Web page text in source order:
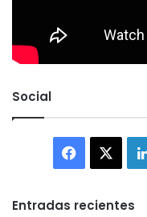
Social
Facebook
Entradas recientes